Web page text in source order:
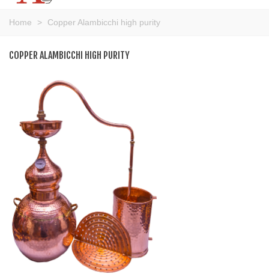
Home > Copper Alambicchi high purity
COPPER ALAMBICCHI HIGH PURITY